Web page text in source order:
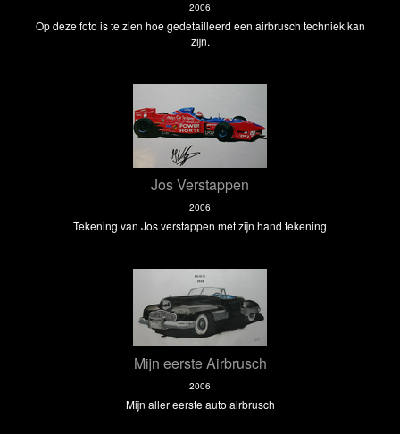
2006
Op deze foto is te zien hoe gedetailleerd een airbrusch techniek kan
zijn.
Jos Verstappen
2006
Tekening van Jos verstappen met zijn hand tekening
Mijn eerste Airbrusch
2006
Mijn aller eerste auto airbrusch